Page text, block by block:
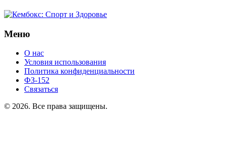
Меню
О нас
Условия использования
Политика конфиденциальности
ФЗ-152
Связаться
© 2026. Все права защищены.